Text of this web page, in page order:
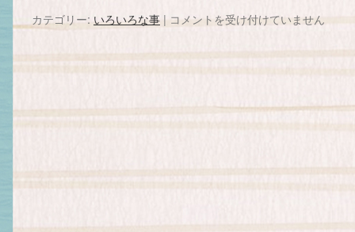
カテゴリー: いろいろな事 | 飛
で
コメントを受け付けていません